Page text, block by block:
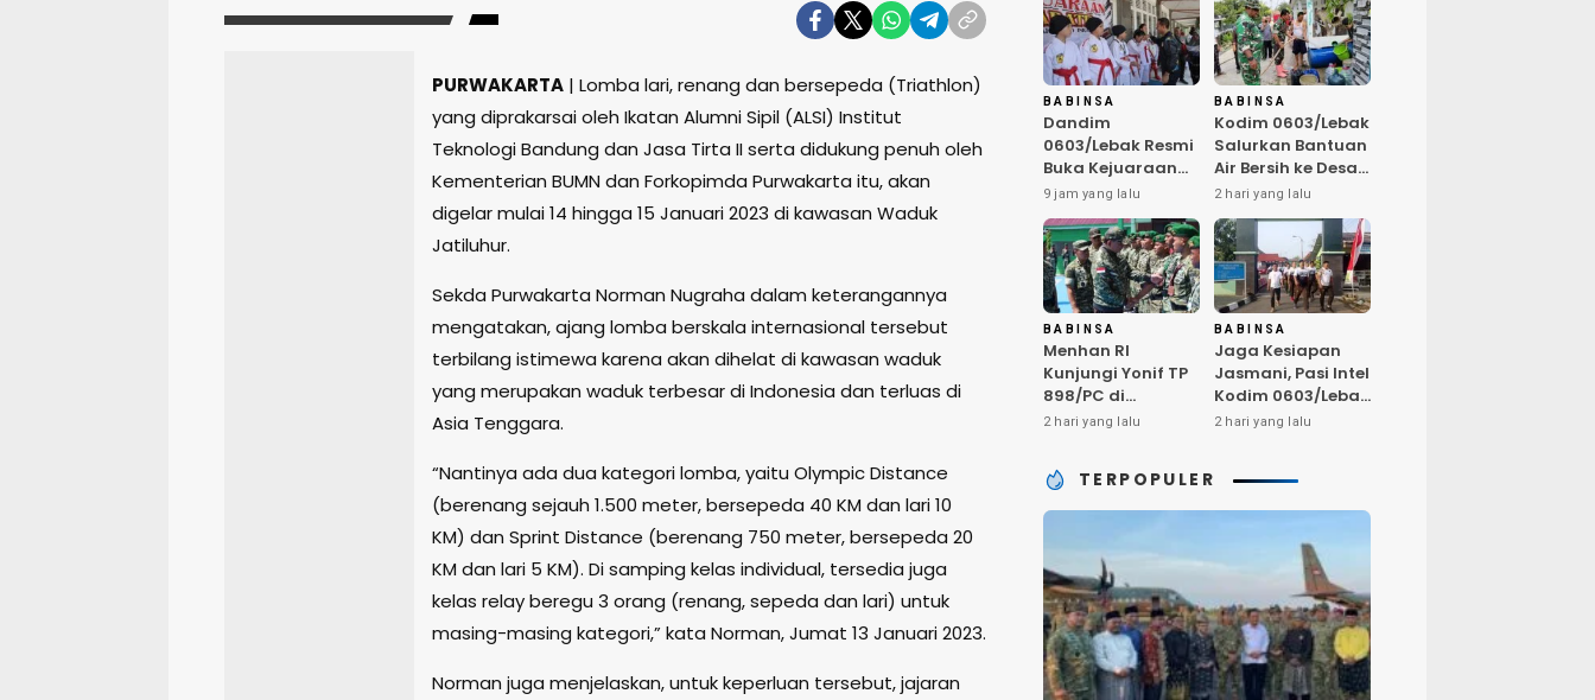
PURWAKARTA | Lomba lari, renang dan bersepeda (Triathlon)
yang diprakarsai oleh Ikatan Alumni Sipil (ALSI) Institut
Teknologi Bandung dan Jasa Tirta II serta didukung penuh oleh
Kementerian BUMN dan Forkopimda Purwakarta itu, akan
digelar mulai 14 hingga 15 Januari 2023 di kawasan Waduk
Jatiluhur.
Sekda Purwakarta Norman Nugraha dalam keterangannya
mengatakan, ajang lomba berskala internasional tersebut
terbilang istimewa karena akan dihelat di kawasan waduk
yang merupakan waduk terbesar di Indonesia dan terluas di
Asia Tenggara.
“Nantinya ada dua kategori lomba, yaitu Olympic Distance
(berenang sejauh 1.500 meter, bersepeda 40 KM dan lari 10
KM) dan Sprint Distance (berenang 750 meter, bersepeda 20
KM dan lari 5 KM). Di samping kelas individual, tersedia juga
kelas relay beregu 3 orang (renang, sepeda dan lari) untuk
masing-masing kategori,” kata Norman, Jumat 13 Januari 2023.
Norman juga menjelaskan, untuk keperluan tersebut, jajaran
BABINSA
Dandim
0603/Lebak Resmi
Buka Kejuaraan
Karate Antar Dojo
INKAI, Jaring Bibit
Atlet Unggul
Sambut HUT ke-81
RI
9 jam yang lalu
BABINSA
Kodim 0603/Lebak
Salurkan Bantuan
Air Bersih ke Desa
Bungurmekar,
Ringankan Beban
Warga
Terdampak
Kemarau
2 hari yang lalu
BABINSA
Menhan RI
Kunjungi Yonif TP
898/PC di
Kampar,
Kualitas SDM
Kunci Kekuatan
TNI
2 hari yang lalu
BABINSA
Jaga Kesiapan
Jasmani, Pasi Intel
Kodim 0603/Lebak
Pimpin Pembinaan
2 hari yang lalu
TERPOPULER